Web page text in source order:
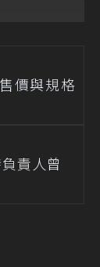
價與規格
責人曾